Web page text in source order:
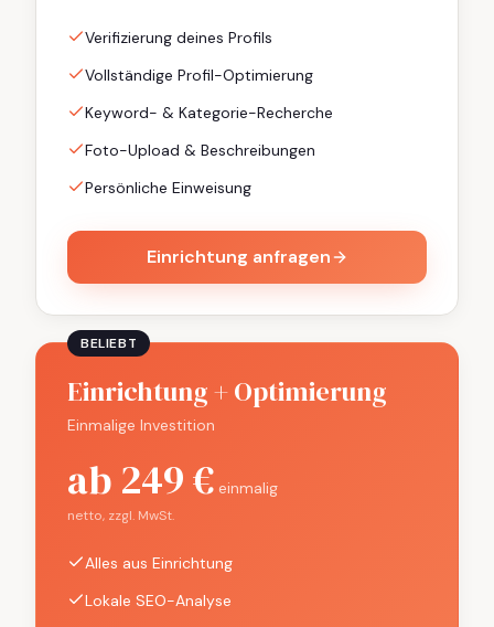
Verifizierung deines Profils
Vollständige Profil-Optimierung
Keyword- & Kategorie-Recherche
Foto-Upload & Beschreibungen
Persönliche Einweisung
Einrichtung anfragen
BELIEBT
Einrichtung + Optimierung
Einmalige Investition
ab 249 € einmalig
netto, zzgl. MwSt.
Alles aus Einrichtung
Lokale SEO-Analyse